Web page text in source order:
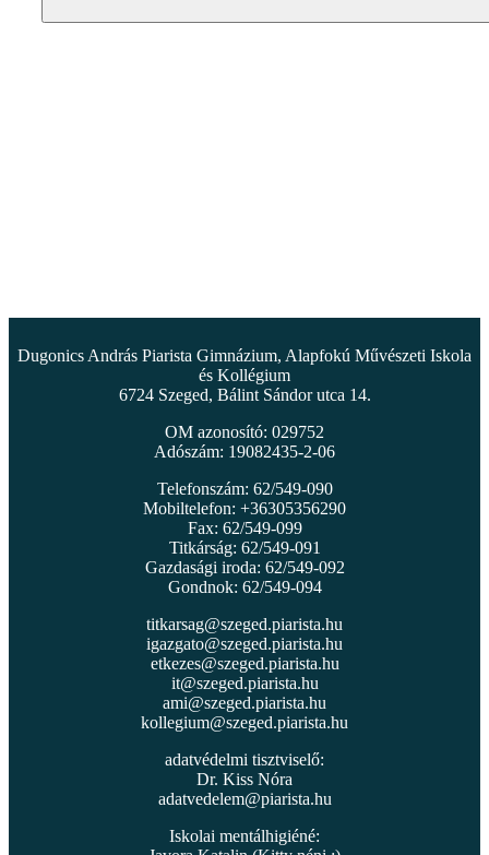
Dugonics András Piarista Gimnázium, Alapfokú Művészeti Iskola
és Kollégium
6724 Szeged, Bálint Sándor utca 14.
OM azonosító: 029752
Adószám: 19082435-2-06
Telefonszám: 62/549-090
Mobiltelefon: +36305356290
Fax: 62/549-099
Titkárság: 62/549-091
Gazdasági iroda: 62/549-092
Gondnok: 62/549-094
titkarsag@szeged.piarista.hu
igazgato@szeged.piarista.hu
etkezes@szeged.piarista.hu
it@szeged.piarista.hu
ami@szeged.piarista.hu
kollegium@szeged.piarista.hu
adatvédelmi tisztviselő:
Dr. Kiss Nóra
adatvedelem@piarista.hu
Iskolai mentálhigiéné: